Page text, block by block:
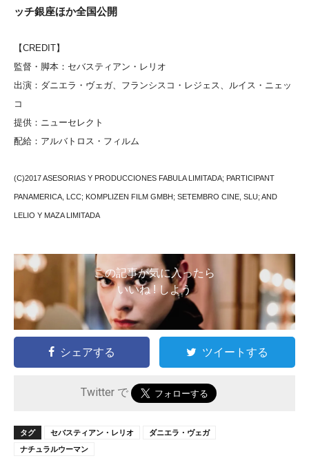
ッチ銀座ほか全国公開
【CREDIT】
監督・脚本：セバスティアン・レリオ
出演：ダニエラ・ヴェガ、フランシスコ・レジェス、ルイス・ニェッ
コ
提供：ニューセレクト
配給：アルバトロス・フィルム
(C)2017 ASESORIAS Y PRODUCCIONES FABULA LIMITADA; PARTICIPANT
PANAMERICA, LCC; KOMPLIZEN FILM GMBH; SETEMBRO CINE, SLU; AND
LELIO Y MAZA LIMITADA
この記事が気に入ったら
いいね ! しよう
シェアする ツイートする
Twitter で
タグ セバスティアン・レリオ
ダニエラ・ヴェガ
ナチュラルウーマン